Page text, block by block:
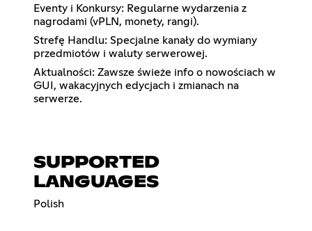
Eventy i Konkursy: Regularne wydarzenia z
nagrodami (vPLN, monety, rangi).
Strefę Handlu: Specjalne kanały do wymiany
przedmiotów i waluty serwerowej.
Aktualności: Zawsze świeże info o nowościach w
GUI, wakacyjnych edycjach i zmianach na
serwerze.
SUPPORTED
LANGUAGES
Polish